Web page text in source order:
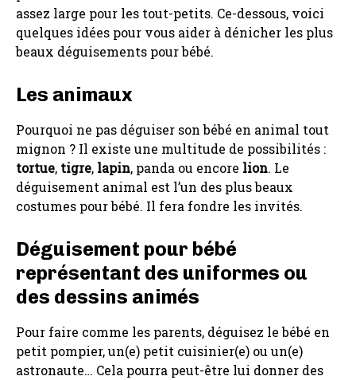
assez large pour les tout-petits. Ce-dessous, voici
quelques idées pour vous aider à dénicher les plus
beaux déguisements pour bébé.
Les animaux
Pourquoi ne pas déguiser son bébé en animal tout
mignon ? Il existe une multitude de possibilités :
tortue, tigre, lapin, panda ou encore lion. Le
déguisement animal est l’un des plus beaux
costumes pour bébé. Il fera fondre les invités.
Déguisement pour bébé
représentant des uniformes ou
des dessins animés
Pour faire comme les parents, déguisez le bébé en
petit pompier, un(e) petit cuisinier(e) ou un(e)
astronaute… Cela pourra peut-être lui donner des